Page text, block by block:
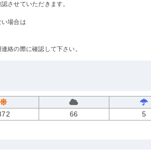
させていただきます。
場合は
絡の際に確認して下さい。
66 5